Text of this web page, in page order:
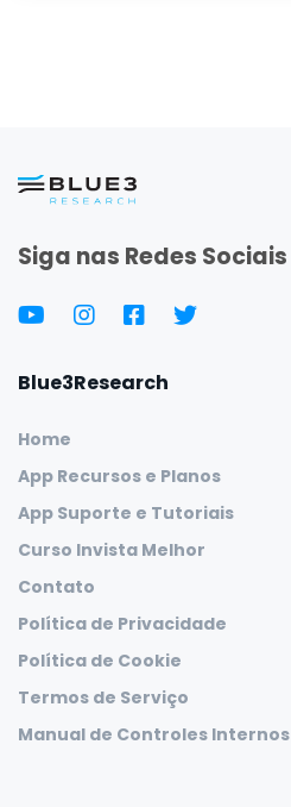
Siga nas Redes Sociais
Blue3Research
Home
App Recursos e Planos
App Suporte e Tutoriais
Curso Invista Melhor
Contato
Política de Privacidade
Política de Cookie
Termos de Serviço
Manual de Controles Internos